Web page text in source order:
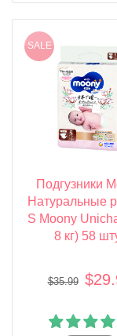
SALE
Подгузники
Натуральные
S Moony
8 кг) 58
$35.99